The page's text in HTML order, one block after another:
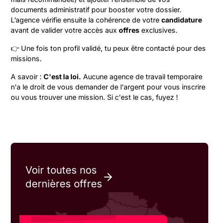
documents administratif pour booster votre dossier.
L’agence vérifie ensuite la cohérence de votrecandidature
avant de valider votre accès auxoffres exclusives.
👉 Une fois ton profil validé, tu peux être contacté pour des
missions.
A savoir :C'est la loi. Aucune agence de travail temporaire
n'a le droit de vous demander de l'argent pour vous inscrire
ou vous trouver une mission. Si c'est le cas, fuyez !
Voir toutes nos
dernières offres